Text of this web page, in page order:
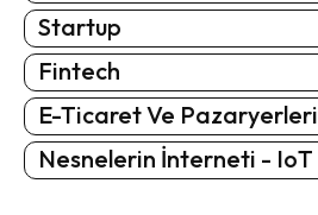
Startup
Fintech
E-Ticaret Ve Pazaryerleri
Nesnelerin İnterneti - IoT